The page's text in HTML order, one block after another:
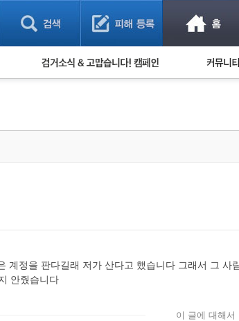
검거 소식 사기 예
계정을 판다길래 저가 산다고 했습니다 그래서 그
안줬습니다
이 글에 대해서